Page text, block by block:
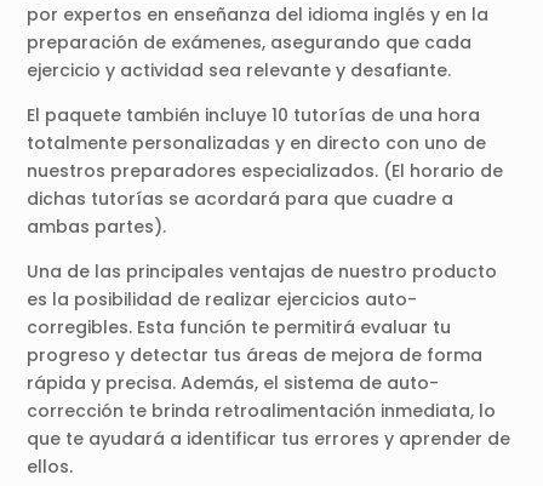
por expertos en enseñanza del idioma inglés y en la
preparación de exámenes, asegurando que cada
ejercicio y actividad sea relevante y desafiante.
El paquete también incluye 10 tutorías de una hora
totalmente personalizadas y en directo con uno de
nuestros preparadores especializados. (El horario de
dichas tutorías se acordará para que cuadre a
ambas partes).
Una de las principales ventajas de nuestro producto
es la posibilidad de realizar ejercicios auto-
corregibles. Esta función te permitirá evaluar tu
progreso y detectar tus áreas de mejora de forma
rápida y precisa. Además, el sistema de auto-
corrección te brinda retroalimentación inmediata, lo
que te ayudará a identificar tus errores y aprender de
ellos.